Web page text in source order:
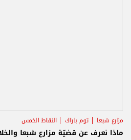
مزارع شبعا توم باراك النقاط الخمس
ماذا نعرف عن قضيّة مزارع شبعا